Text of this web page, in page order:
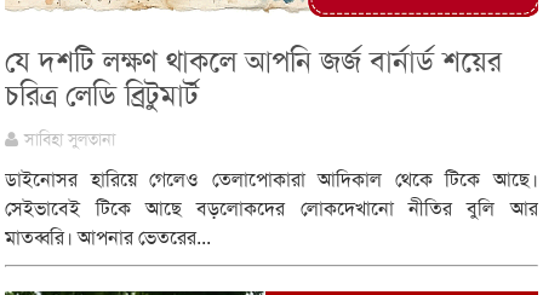
যে দশটি লক্ষণ থাকলে আপনি জর্জ বার্নার্ড শয়ের
চরিত্র লেডি ব্রিটুমার্ট
সাবিহা সুলতানা
ডাইনোসর হারিয়ে গেলেও তেলাপোকারা আদিকাল থেকে টিকে আছে।
সেইভাবেই টিকে আছে বড়লোকদের লোকদেখানো নীতির বুলি আর
মাতব্বরি। আপনার ভেতরের...